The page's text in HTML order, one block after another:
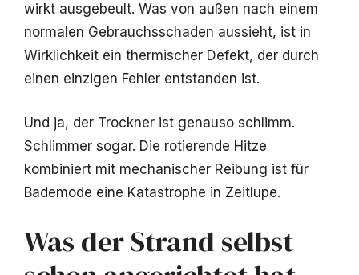
wirkt ausgebeult. Was von außen nach einem
normalen Gebrauchsschaden aussieht, ist in
Wirklichkeit ein thermischer Defekt, der durch
einen einzigen Fehler entstanden ist.
Und ja, der Trockner ist genauso schlimm.
Schlimmer sogar. Die rotierende Hitze
kombiniert mit mechanischer Reibung ist für
Bademode eine Katastrophe in Zeitlupe.
Was der Strand selbst